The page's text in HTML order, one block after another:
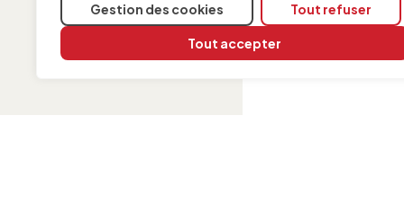
Gestion des cookies Tout refuser
Tout accepter